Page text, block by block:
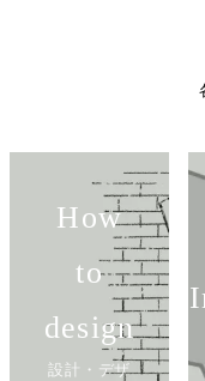
How
to
design
設計・デザ